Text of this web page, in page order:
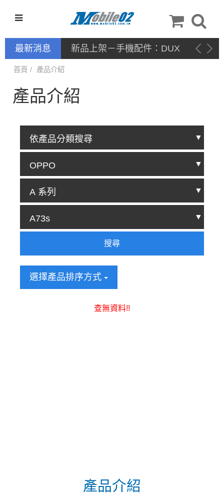
最新消息
新品上架－手機配件：DUX
DUCIS
產品介紹
首頁 產品介紹
產品介紹
搜尋
選擇產品排序方式
查無資料!!